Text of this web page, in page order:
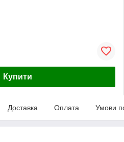
Купити
Доставка Оплата Умови